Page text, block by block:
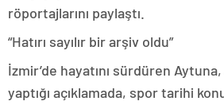
röportajlarını paylaştı.
“Hatırı sayılır bir arşiv oldu”
İzmir’de hayatını sürdüren
yaptığı açıklamada, spor tarihi